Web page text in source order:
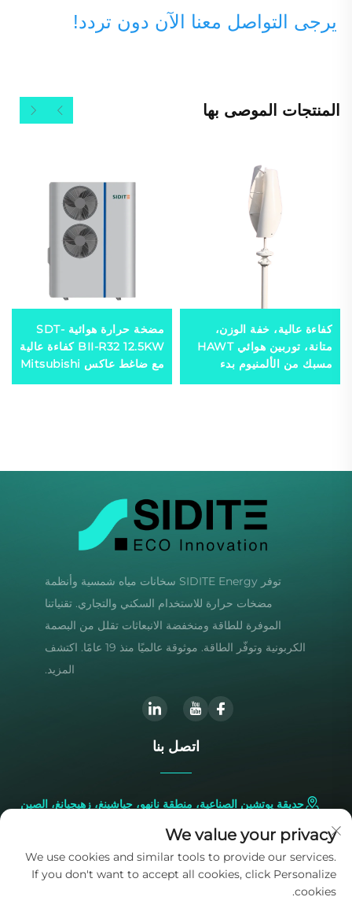
يرجى التواصل معنا الآن دون تردد!
المنتجات الموصى بها
كفاءة عالية، خفة الوزن،
متانة، توربين هوائي HAWT
مسبك من الألمنيوم بدء
التشغيل برياح منخفضة
مضخة حرارة هوائية SDT-
BII-R32 12.5KW كفاءة عالية
مع ضاغط عاكس Mitsubishi
صديق للبيئة مبرد R32 هادئ
توفر SIDITE Energy سخانات مياه شمسية وأنظمة
مضخات حرارة للاستخدام السكني والتجاري. تقنياتنا
الموفرة للطاقة ومنخفضة الانبعاثات تقلل من البصمة
الكربونية وتوفّر الطاقة. موثوقة عالميًا منذ 19 عامًا. اكتشف
المزيد.
اتصل بنا
حديقة يوتشين الصناعية، منطقة نانهو، جياشينغ، زهيجيانغ، الصين
+86-573-83224422
[email protected]
We value your privacy
We use cookies and similar tools to provide our services.
If you don't want to accept all cookies, click Personalize
cookies.